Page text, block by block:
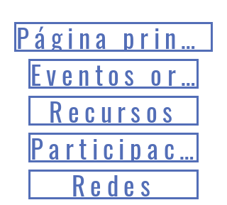
Página principal EERR
Eventos organizados
Recursos
Participación en eventos
Redes